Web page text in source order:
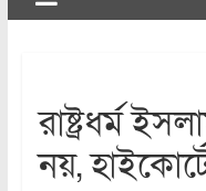
রাষ্ট্রধর্ম
নয়,